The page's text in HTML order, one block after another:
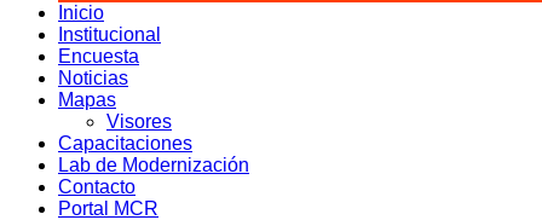
Inicio
Institucional
Encuesta
Noticias
Mapas
Visores
Capacitaciones
Lab de Modernización
Contacto
Portal MCR